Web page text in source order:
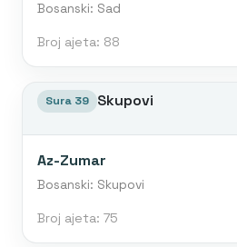
Bosanski: Sad
Broj ajeta: 88
Sura 39 Skupovi
Az-Zumar
Bosanski: Skupovi
Broj ajeta: 75